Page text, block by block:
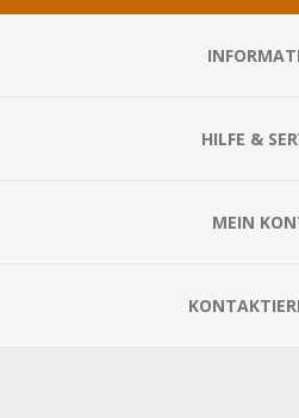
HILFE &
MEIN